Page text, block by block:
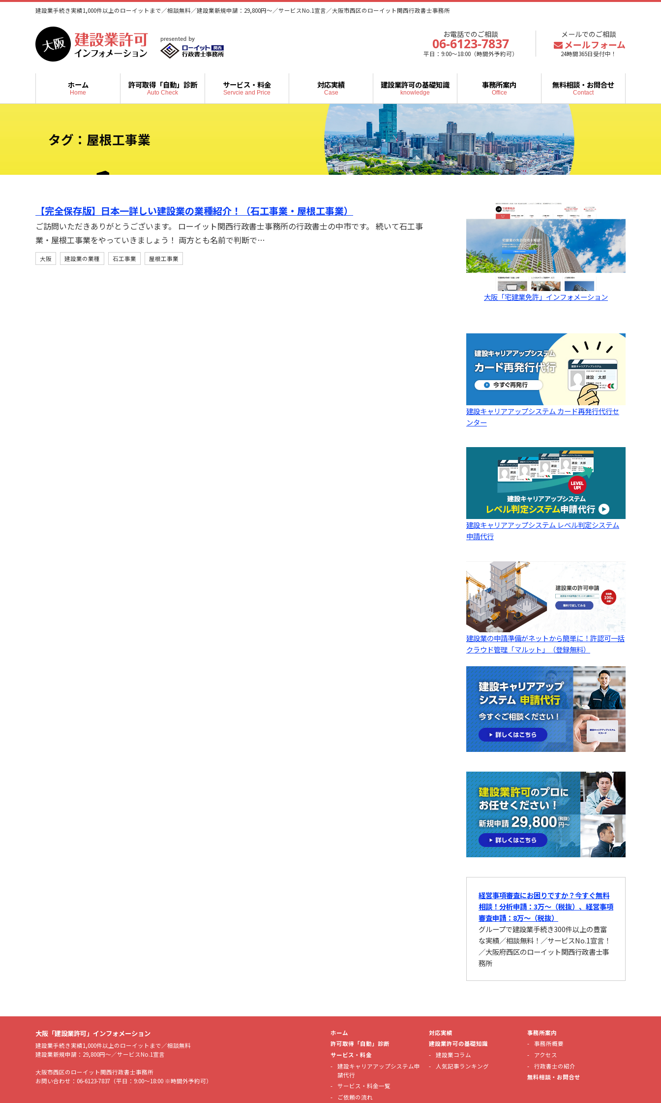
建設業手続き実績1,000件以上のローイットまで／相談無料／建設業新規申請：29,800円～／サービスNo.1宣言／大阪市西区のローイット関西行政書士事務所
お電話でのご相談
06-6123-7837
平日：9:00～18:00（時間外予約可）
メールでのご相談
メールフォーム
24時間365日受付中！
ホーム
Home
許可取得「自動」診断
Auto Check
サービス・料金
Servcie and Price
対応実績
Case
建設業許可の基礎知識
knowledge
事務所案内
Office
無料相談・お問合せ
Contact
タグ：屋根工事業
【完全保存版】日本一詳しい建設業の業種紹介！（石工事業・屋根工事業）
ご訪問いただきありがとうございます。 ローイット関西行政書士事務所の行政書士の中市です。 続いて石工事
業・屋根工事業をやっていきましょう！ 両方とも名前で判断で…
大阪 建設業の業種 石工事業 屋根工事業
大阪「宅建業免許」インフォメーション
建設キャリアアップシステム カード再発行代行セ
ンター
建設キャリアアップシステム レベル判定システム
申請代行
建設業の申請準備がネットから簡単に！許認可一括
クラウド管理「マルット」（登録無料）
経営事項審査にお困りですか？今すぐ無料
相談！分析申請：3万〜（税抜）、経営事項
審査申請：8万〜（税抜）
グループで建設業手続き300件以上の豊富
な実績／相談無料！／サービスNo.1宣言！
／大阪府西区のローイット関西行政書士事
務所
大阪「建設業許可」インフォメーション
建設業手続き実績1,000件以上のローイットまで／相談無料
建設業新規申請：29,800円～／サービスNo.1宣言
大阪市西区のローイット関西行政書士事務所
お問い合わせ：06-6123-7837（平日：9:00～18:00 ※時間外予約可）
ホーム
許可取得「自動」診断
サービス・料金
建設キャリアアップシステム申
請代行
サービス・料金一覧
ご依頼の流れ
対応実績
建設業許可の基礎知識
建設業コラム
人気記事ランキング
事務所案内
事務所概要
アクセス
行政書士の紹介
無料相談・お問合せ